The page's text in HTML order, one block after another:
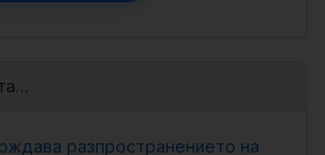
разпространението на